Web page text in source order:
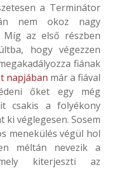
a Terminátor
nem okoz nagy
Míg az első részben
hogy végezzen
fiának
napjában már a fiával
őket egy még
csakis a folyékony
véglegesen. Sosem
menekülés végül hol
méltán nevezik a
kiterjeszti az